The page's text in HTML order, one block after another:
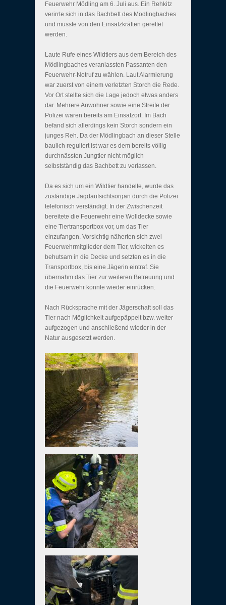
Feuerwehr Mödling am 6. Juli aus. Ein Rehkitz
verirrte sich in das Bachbett des Mödlingbaches
und musste von den Einsatzkräften gerettet
werden.
Laute Rufe eines Wildtiers aus dem Bereich des
Mödlingbaches veranlassten Passanten den
Feuerwehr-Notruf zu wählen. Laut Alarmierung
war zuerst von einem verletzten Storch die Rede.
Vor Ort stellte sich die Lage jedoch etwas anders
dar. Mehrere Anwohner sowie eine Streife der
Polizei waren bereits am Einsatzort. Im Bach
befand sich allerdings kein Storch sondern ein
junges Reh. Da der Mödlingbach an dieser Stelle
baulich reguliert ist war es dem bereits völlig
durchnässten Jungtier nicht möglich
selbstständig das Bachbett zu verlassen.
Da es sich um ein Wildtier handelte, wurde das
zuständige Jagdaufsichtsorgan durch die Polizei
telefonisch verständigt. In der Zwischenzeit
bereitete die Feuerwehr eine Wolldecke sowie
eine Tiertransportbox vor, um das Tier
einzufangen. Vorsichtig näherten sich zwei
Feuerwehrmitglieder dem Tier, wickelten es
behutsam in die Decke und setzten es in die
Transportbox, bis eine Jägerin eintraf. Sie
übernahm das Tier zur weiteren Betreuung und
die Feuerwehr konnte wieder einrücken.
Nach Rücksprache mit der Jägerschaft soll das
Tier nach Möglichkeit aufgepäppelt bzw. weiter
aufgezogen und anschließend wieder in der
Natur ausgesetzt werden.